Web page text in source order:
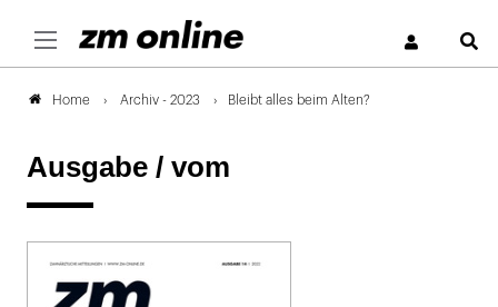
Home Archiv - 2023 Bleibt alles beim Alten?
Ausgabe / vom